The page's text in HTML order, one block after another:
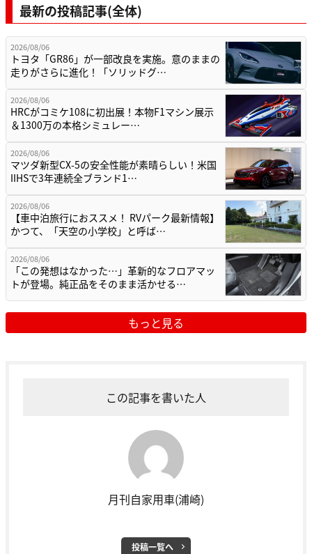
最新の投稿記事(全体)
2026/08/06
トヨタ「GR86」が一部改良を実施。意のままの
走りがさらに進化！「ソリッドグ…
2026/08/06
HRCがコミケ108に初出展！本物F1マシン展示
＆1300万の本格シミュレー…
2026/08/06
マツダ新型CX-5の安全性能が素晴らしい！米国
IIHSで3年連続全ブランド1…
2026/08/06
【車中泊旅行におススメ！ RVパーク最新情報】
かつて、「天空の小学校」と呼ば…
2026/08/06
「この発想はなかった…」革新的なフロアマッ
トが登場。純正品をそのまま活かせる…
もっと見る
この記事を書いた人
月刊自家用車(浦崎)
投稿一覧へ